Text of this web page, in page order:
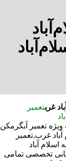
غربتعمیر
ویژه تعمیر آبگرمکن
غرب,تعمیر
آباد
تخصصی تمامی